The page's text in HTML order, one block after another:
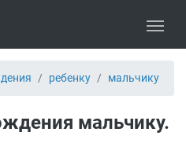
ребенку мальчику
мальчику.